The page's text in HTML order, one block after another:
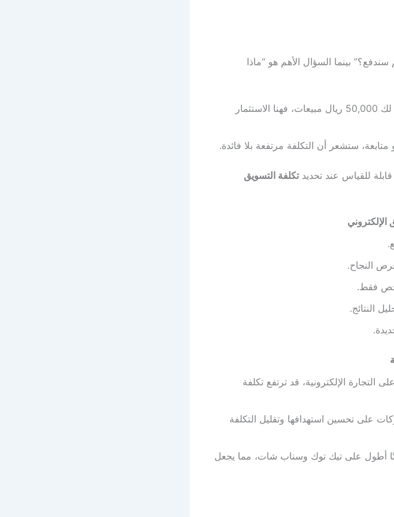
بينما السؤال الأهم هو “ماذا
إذا دفعت 5000 ريال في حملة تسويقية وجلبت لك 50,000 ريال مبيعات، فهنا الاستثمار
ستشعر أن التكلفة مرتفعة بلا فائدة.
للقياس عند تحديدتكلفة التسويق
الإلكتروني
النجاح.
فقط.
النتائج.
التجارة الإلكترونية، قد ترتفع تكلفة
على تحسين استهدافها وتقليل التكلفة
أطول على تيك توك وسناب شات، مما يجعل